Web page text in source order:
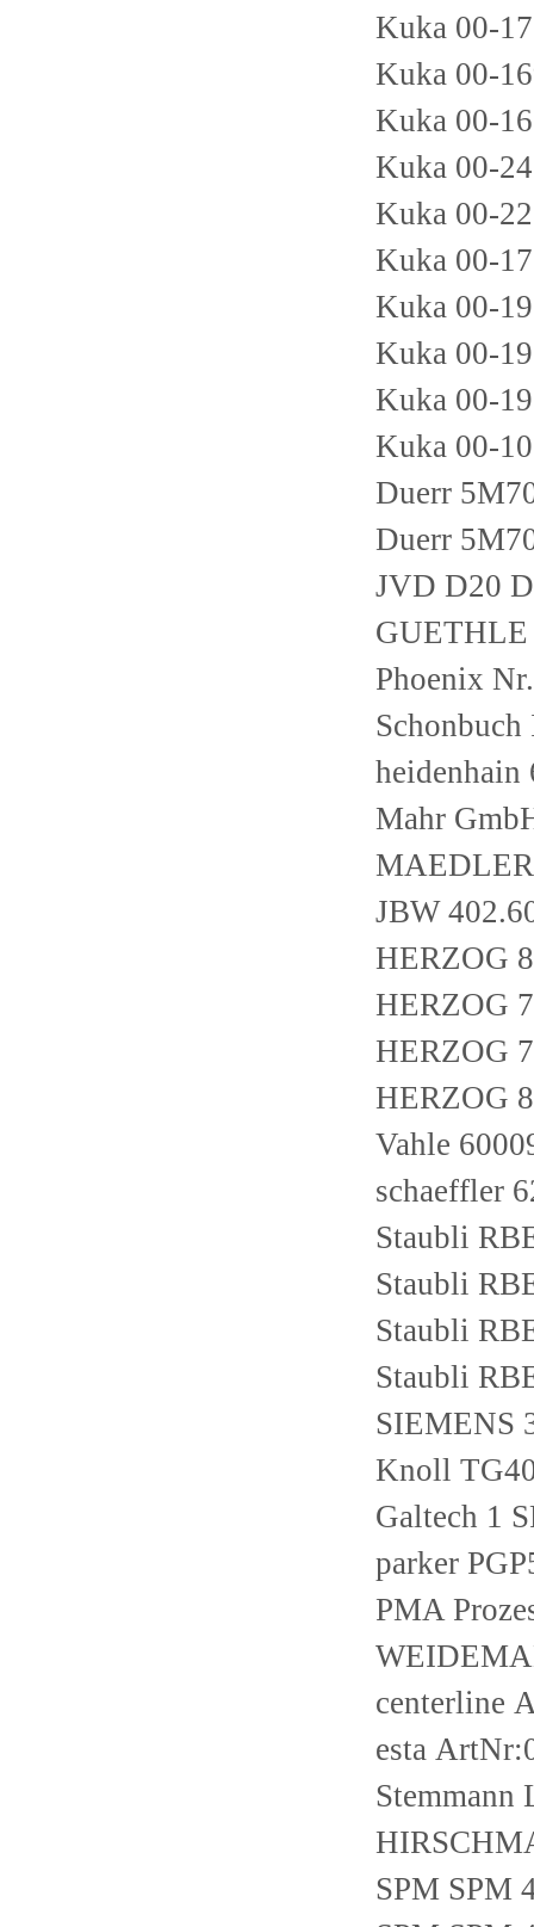
Kuka 00-
Kuka 00-
Kuka 00-
Kuka 00-
Kuka 00-
Kuka 00-
Kuka 00-
Kuka 00-
Kuka 00-
Kuka 00-
Duerr
Duerr
JVD D20
Phoenix
Mahr
JBW
HERZOG
HERZOG
HERZOG
HERZOG
Vahle
schaeffler
Staubli
Staubli
Staubli
Staubli
SIEMENS
Knoll
Galtech 1
parker
PMA
centerline
esta
Stemmann
SPM SPM